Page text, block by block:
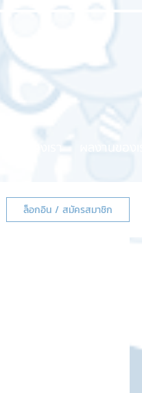
ผลงานของเรา
ล็อกอิน / สมัครสมาชิก